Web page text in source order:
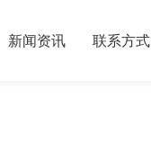
新闻资讯 联系方式